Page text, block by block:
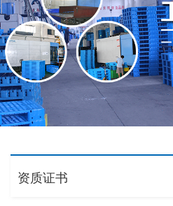
资质证书